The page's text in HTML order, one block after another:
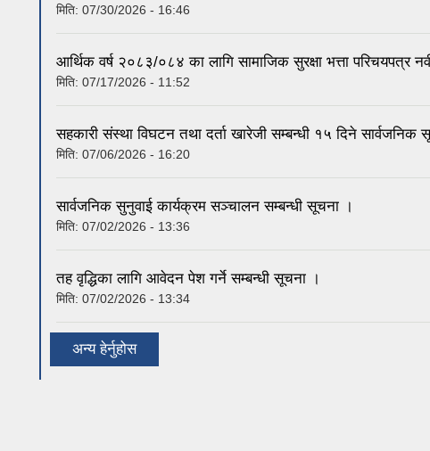
मिति: 07/30/2026 - 16:46
आर्थिक वर्ष २०८३/०८४ का लागि सामाजिक सुरक्षा भत्ता परिचयपत्र
मिति: 07/17/2026 - 11:52
सहकारी संस्था विघटन तथा दर्ता खारेजी सम्बन्धी १५ दिने सार्वजनिक
मिति: 07/06/2026 - 16:20
सार्वजनिक सुनुवाई कार्यक्रम सञ्चालन सम्बन्धी सूचना ।
मिति: 07/02/2026 - 13:36
तह वृद्धिका लागि आवेदन पेश गर्ने सम्बन्धी सूचना ।
मिति: 07/02/2026 - 13:34
अन्य हेर्नुहोस